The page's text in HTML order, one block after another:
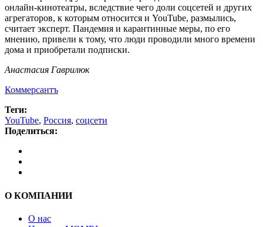
онлайн-кинотеатры, вследствие чего доли соцсетей и других
агрегаторов, к которым относится и YouTube, размылись,
считает эксперт. Пандемия и карантинные меры, по его
мнению, привели к тому, что люди проводили много времени
дома и приобретали подписки.
Анастасия Гаврилюк
Коммерсантъ
Теги:
YouTube, Россия, соцсети
Поделиться:
О КОМПАНИИ
О нас